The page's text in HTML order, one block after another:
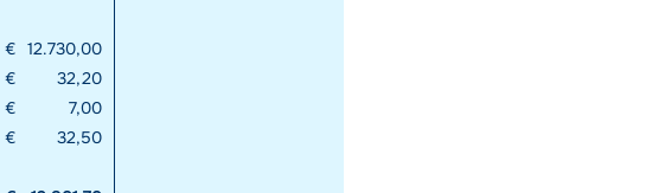
€ 12.730,00
€
32,20
€
7,00
€ 32,50